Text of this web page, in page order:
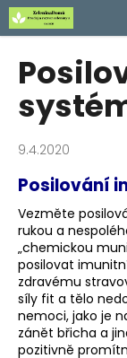
Přejít
na
obsah
9.4.2020
Posilování
Vezměte
rukou a
„chemickou
posilovat
zdravému
síly fit a tělo
nemoci, jako je
zánět břicha a
pozitivně
K
o
C
o
p
t
ř
e
b
u
j
e